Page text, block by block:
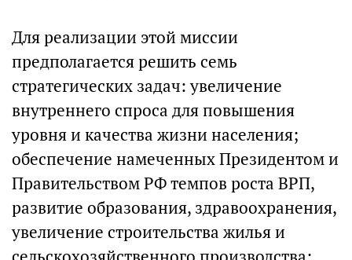
Для реализации этой миссии
предполагается решить семь
стратегических задач: увеличение
внутреннего спроса для повышения
уровня и качества жизни населения;
обеспечение намеченных Президентом и
Правительством РФ темпов роста ВРП,
развитие образования, здравоохранения,
увеличение строительства жилья и